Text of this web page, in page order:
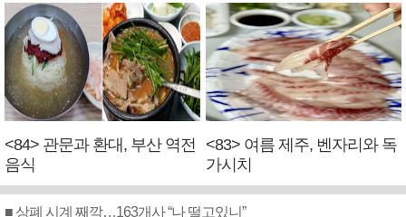
<84> 관문과 환대, 부산 역전
음식
<83> 여름 제주, 벤자리와 독
가시치
■ 상폐 시계 째깍…163개사 “나 떨고있니”